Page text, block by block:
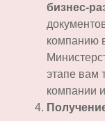
бизнес-
компанию
этапе вам
компании